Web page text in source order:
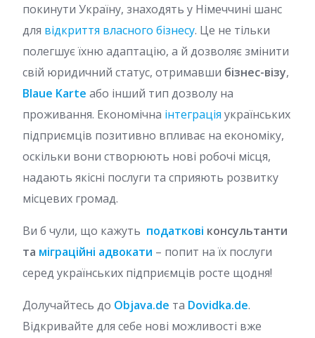
покинути Україну, знаходять у Німеччині шанс
для відкриття власного бізнесу. Це не тільки
полегшує їхню адаптацію, а й дозволяє змінити
свій юридичний статус, отримавши бізнес-візу,
Blaue Karte або інший тип дозволу на
проживання. Економічна інтеграція українських
підприємців позитивно впливає на економіку,
оскільки вони створюють нові робочі місця,
надають якісні послуги та сприяють розвитку
місцевих громад.
Ви б чули, що кажуть податкові консультанти
та міграційні адвокати – попит на їх послуги
серед українських підприємців росте щодня!
Долучайтесь до Objava.de та Dovidka.de.
Відкривайте для себе нові можливості вже